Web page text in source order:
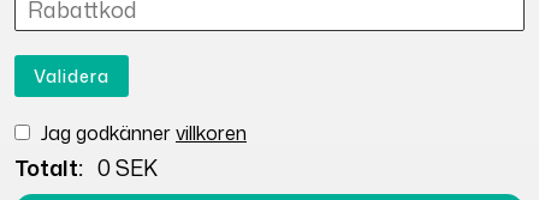
Validera
Jag godkännervillkoren
Totalt: 0 SEK